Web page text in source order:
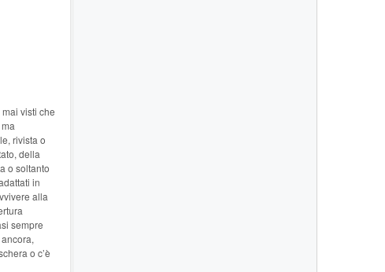
visti che
rivista o
della
o soltanto
in
alla
sempre
o c’è